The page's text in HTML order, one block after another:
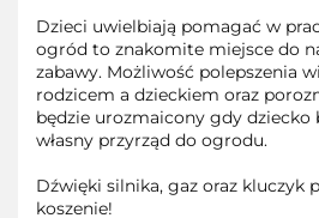
Dzieci uwielbiają pomagać w
ogród to znakomite miejsce do
zabawy. Możliwość polepszenia
rodzicem a dzieckiem oraz
będzie urozmaicony gdy dziecko
własny przyrząd do ogrodu.
Dźwięki silnika, gaz oraz kluczyk
koszenie!